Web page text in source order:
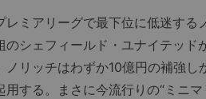
ミアリーグで最下位に低迷する
のシェフィールド・ユナイテッ
ノリッチはわずか10億円の補強
用する。まさに今流行りの“ミニマ